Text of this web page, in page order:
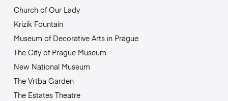
Church of Our Lady
Krizik Fountain
Museum of Decorative Arts in Prague
The City of Prague Museum
New National Museum
The Vrtba Garden
The Estates Theatre